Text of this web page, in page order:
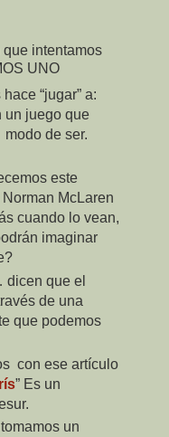
intentamos
UNO
hace “jugar” a:
juego que
modo de ser.
este
Norman McLaren
cuando lo vean,
imaginar
que el
de una
que podemos
con ese artículo
” Es un
tomamos un